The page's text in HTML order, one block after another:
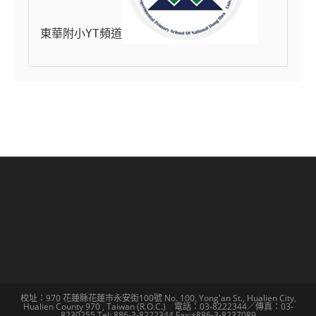
東華附小YT頻道
校址：970 花蓮縣花蓮市永安街100號 No. 100, Yong'an St., Hualien City,
Hualien County 970 , Taiwan (R.O.C.) 電話：03-8222344／傳真：03-